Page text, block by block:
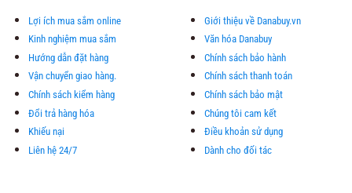
Lợi ích mua sắm online
Kinh nghiệm mua sắm
Hướng dẫn đặt hàng
Vận chuyển giao hàng.
Chính sách kiểm hàng
Đổi trả hàng hóa
Khiếu nại
Liên hệ 24/7
Giới thiệu về Danabuy.vn
Văn hóa Danabuy
Chính sách bảo hành
Chính sách thanh toán
Chính sách bảo mật
Chúng tôi cam kết
Điều khoản sử dụng
Dành cho đối tác